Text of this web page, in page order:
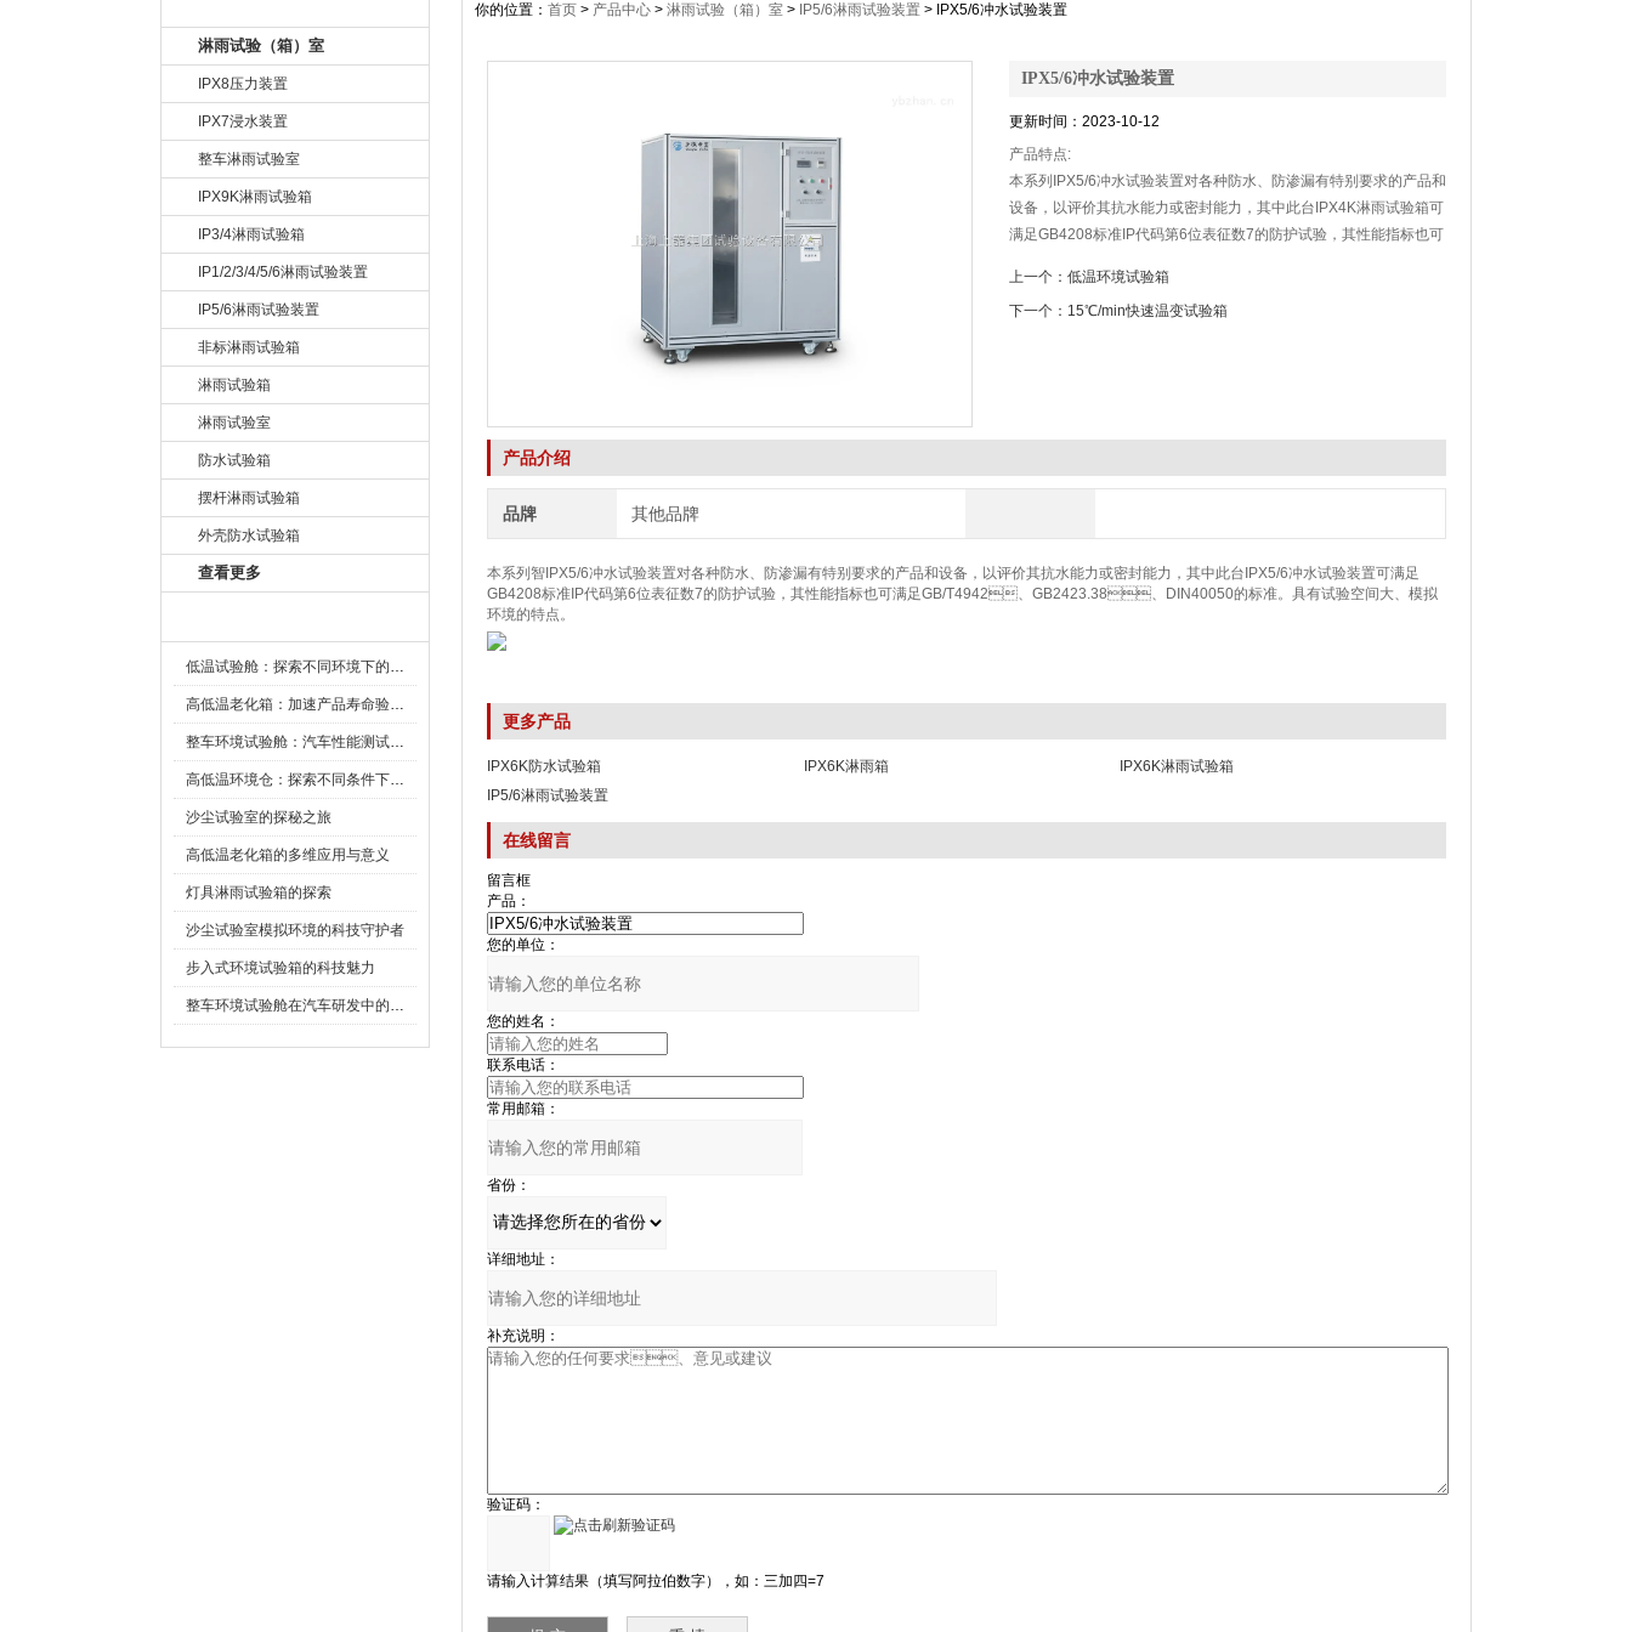
淋雨试验（箱）室
IPX8压力装置
IPX7浸水装置
整车淋雨试验室
IPX9K淋雨试验箱
IP3/4淋雨试验箱
IP1/2/3/4/5/6淋雨试验装置
IP5/6淋雨试验装置
非标淋雨试验箱
淋雨试验箱
淋雨试验室
防水试验箱
摆杆淋雨试验箱
外壳防水试验箱
查看更多
低温试验舱：探索不同环境下的科技边界
高低温老化箱：加速产品寿命验证的可靠伙伴
整车环境试验舱：汽车性能测试的设备
高低温环境仓：探索不同条件下的科学奥秘
沙尘试验室的探秘之旅
高低温老化箱的多维应用与意义
灯具淋雨试验箱的探索
沙尘试验室模拟环境的科技守护者
步入式环境试验箱的科技魅力
整车环境试验舱在汽车研发中的作用
你的位置： 首页 > 产品中心 > 淋雨试验（箱）室 > IP5/6淋雨试验装置 > IPX5/6冲水试验装置
IPX5/6冲水试验装置
更新时间：2023-10-12
产品特点:
本系列IPX5/6冲水试验装置对各种防水、防渗漏有特别要求的产品和
设备，以评价其抗水能力或密封能力，其中此台IPX4K淋雨试验箱可
满足GB4208标准IP代码第6位表征数7的防护试验，其性能指标也可
具有试验空间大、模拟环境的特点。
上一个： 低温环境试验箱
下一个： 15℃/min快速温变试验箱
产品介绍
品牌 其他品牌
本系列智IPX5/6冲水试验装置对各种防水、防渗漏有特别要求的产品和设备，以评价其抗水能力或密封能力，其中此台 IPX5/6冲水试验装置可满足
GB4208标准IP代码第6位表征数7的防护试验，其性能指标也可满足GB/T4942、GB2423.38、DIN40050的标准。具有试验空间大、模拟
环境的特点。
更多产品
IPX6K防水试验箱 IPX6K淋雨箱
IPX6K淋雨试验箱
IP5/6淋雨试验装置
在线留言
留言框
产品：
您的单位：
您的姓名：
联系电话：
常用邮箱：
省份：
详细地址：
补充说明：
验证码：
请输入计算结果（填写阿拉伯数字），如：三加四=7